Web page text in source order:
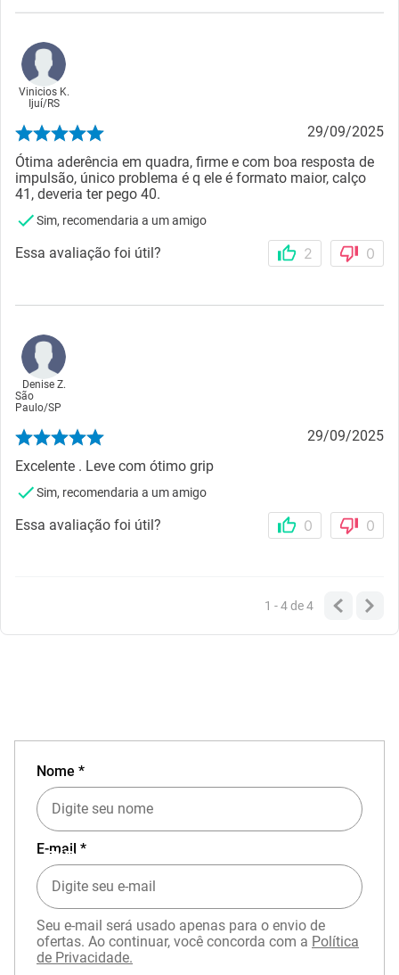
Vinicios K.
Ijuí/RS
29/09/2025
Ótima aderência em quadra, firme e com boa resposta de
impulsão, único problema é q ele é formato maior, calço
41, deveria ter pego 40.
Sim, recomendaria a um amigo
Essa avaliação foi útil? 2 0
Denise Z.
São
Paulo/SP
29/09/2025
Excelente . Leve com ótimo grip
Sim, recomendaria a um amigo
Essa avaliação foi útil? 0 0
1 - 4de4
EXPERIÊNCIA MIZUNO NO APP
Nome *
E-mail *
Seu e-mail será usado apenas para o envio de
ofertas. Ao continuar, você concorda com a Política
de Privacidade.